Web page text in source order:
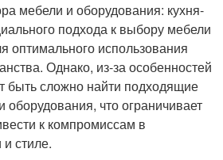
мебели и оборудования: кухня-
подхода к выбору мебели
оптимального использования
Однако, из-за особенностей
быть сложно найти подходящие
что ограничивает
к компромиссам в
стиле.